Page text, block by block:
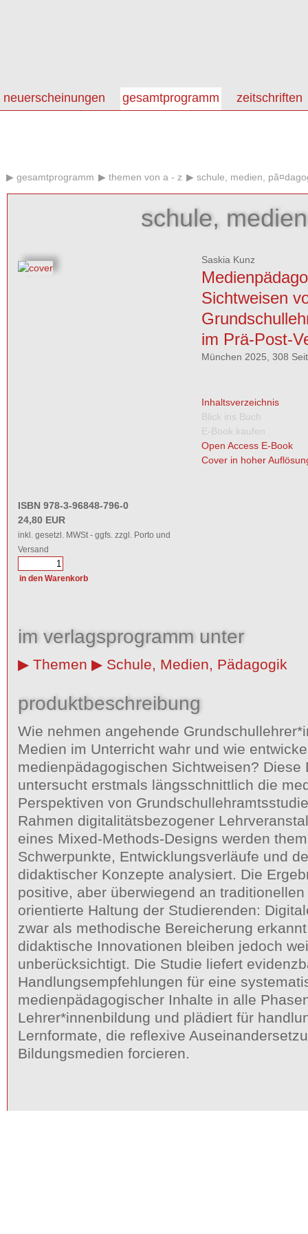
neuerscheinungen gesamtprogramm zeitschriften
gesamtprogramm themen von a - z schule, medien,
schule,
Saskia Kunz
Sichtweisen
im Prä-Post-
München 2025, 308
Inhaltsverzeichnis
Blick ins Buch
E-Book kaufen
Open Access E-Book
Cover in hoher
ISBN 978-3-96848-796-0
24,80 EUR
inkl. gesetzl. MWSt - ggfs. zzgl. Porto und
Versand
im verlagsprogramm unter
Themen Schule, Medien, Pädagogik
produktbeschreibung
Wie nehmen angehende
Medien im Unterricht wahr und wie
medienpädagogischen Sichtweisen? Diese
untersucht erstmals längsschnittlich die
Perspektiven von
Rahmen digitalitätsbezogener
eines Mixed-Methods-Designs werden
Schwerpunkte, Entwicklungsverläufe und
didaktischer Konzepte analysiert. Die
positive, aber überwiegend an
orientierte Haltung der Studierenden:
zwar als methodische Bereicherung
didaktische Innovationen bleiben jedoch
unberücksichtigt. Die Studie liefert
Handlungsempfehlungen für eine
medienpädagogischer Inhalte in alle
Lehrer*innenbildung und plädiert für
Lernformate, die reflexive
Bildungsmedien forcieren.